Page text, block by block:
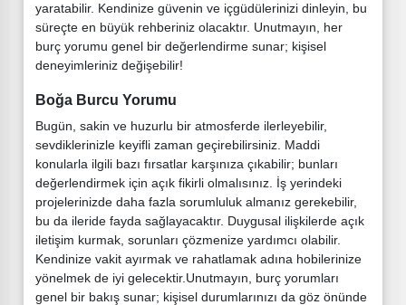
yaratabilir. Kendinize güvenin ve içgüdülerinizi dinleyin, bu
süreçte en büyük rehberiniz olacaktır. Unutmayın, her
burç yorumu genel bir değerlendirme sunar; kişisel
deneyimleriniz değişebilir!
Boğa Burcu Yorumu
Bugün, sakin ve huzurlu bir atmosferde ilerleyebilir,
sevdiklerinizle keyifli zaman geçirebilirsiniz. Maddi
konularla ilgili bazı fırsatlar karşınıza çıkabilir; bunları
değerlendirmek için açık fikirli olmalısınız. İş yerindeki
projelerinizde daha fazla sorumluluk almanız gerekebilir,
bu da ileride fayda sağlayacaktır. Duygusal ilişkilerde açık
iletişim kurmak, sorunları çözmenize yardımcı olabilir.
Kendinize vakit ayırmak ve rahatlamak adına hobilerinize
yönelmek de iyi gelecektir.Unutmayın, burç yorumları
genel bir bakış sunar; kişisel durumlarınızı da göz önünde